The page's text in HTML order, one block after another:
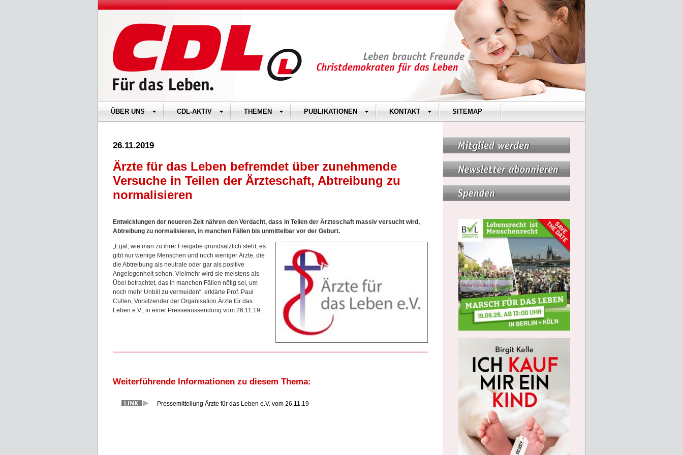
ÜBER UNS CDL-AKTIV THEMEN PUBLIKATIONEN KONTAKT SITEMAP
26.11.2019
Ärzte für das Leben befremdet über zunehmende
Versuche in Teilen der Ärzteschaft, Abtreibung zu
normalisieren
Entwicklungen der neueren Zeit nähren den Verdacht, dass in Teilen der Ärzteschaft massiv versucht wird,
Abtreibung zu normalisieren, in manchen Fällen bis unmittelbar vor der Geburt.
„Egal, wie man zu ihrer Freigabe grundsätzlich steht, es
gibt nur wenige Menschen und noch weniger Ärzte, die
die Abtreibung als neutrale oder gar als positive
Angelegenheit sehen. Vielmehr wird sie meistens als
Übel betrachtet, das in manchen Fällen nötig sei, um
noch mehr Unbill zu vermeiden“, erklärte Prof. Paul
Cullen, Vorsitzender der Organisation Ärzte für das
Leben e.V., in einer Presseaussendung vom 26.11.19.
Weiterführende Informationen zu diesem Thema:
Pressemitteilung Ärzte für das Leben e.V. vom 26.11.19